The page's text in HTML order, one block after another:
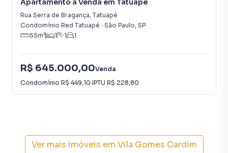
Apartamento à Venda em Tatuapé
Rua Serra de Bragança, Tatuapé
Condomínio Red Tatuapé · São Paulo, SP
55m² 1 1 1
R$ 645.000,00Venda
Condomínio R$ 449,10·IPTU R$ 228,80
Ver mais imóveis em Vila Gomes Cardim